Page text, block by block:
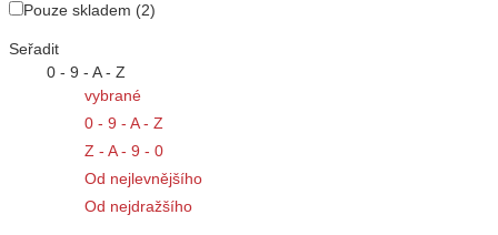
Pouze skladem (2)
Seřadit
0 - 9 - A - Z
vybrané
0 - 9 - A - Z
Z - A - 9 - 0
Od nejlevnějšího
Od nejdražšího